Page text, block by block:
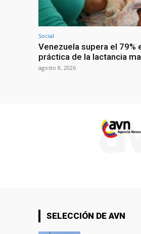
Social
Venezuela supera el 79%
práctica de la lactancia
agosto 8, 2026
SELECCIÓN DE AVN